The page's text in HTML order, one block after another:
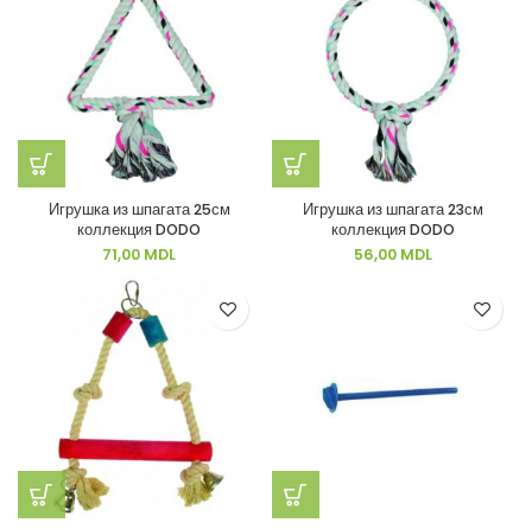
Игрушка из шпагата 25см
коллекция DODO
71,00 MDL
Игрушка из шпагата 23см
коллекция DODO
56,00 MDL